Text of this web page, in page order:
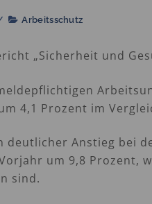
Arbeitsschutz
„Sicherheit und
4,1 Prozent im
deutlicher Anstieg bei
um 9,8 Prozent,
sind.